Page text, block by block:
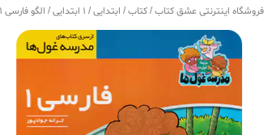
فروشگاه اینترنتی عشق کتاب/کتاب/ ابتدایی/ 1 ابتدایی / الگو فارسی 1 اول ابتدایی مدرسه غول ها